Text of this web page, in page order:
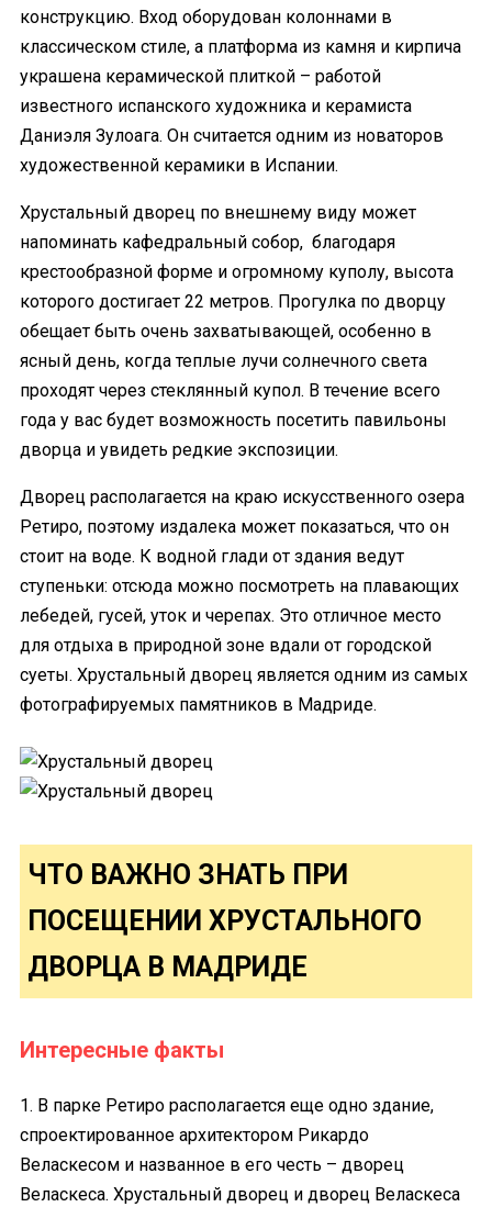
конструкцию. Вход оборудован колоннами в
классическом стиле, а платформа из камня и кирпича
украшена керамической плиткой – работой
известного испанского художника и керамиста
Даниэля Зулоага. Он считается одним из новаторов
художественной керамики в Испании.
Хрустальный дворец по внешнему виду может
напоминать кафедральный собор, благодаря
крестообразной форме и огромному куполу, высота
которого достигает 22 метров. Прогулка по дворцу
обещает быть очень захватывающей, особенно в
ясный день, когда теплые лучи солнечного света
проходят через стеклянный купол. В течение всего
года у вас будет возможность посетить павильоны
дворца и увидеть редкие экспозиции.
Дворец располагается на краю искусственного озера
Ретиро, поэтому издалека может показаться, что он
стоит на воде. К водной глади от здания ведут
ступеньки: отсюда можно посмотреть на плавающих
лебедей, гусей, уток и черепах. Это отличное место
для отдыха в природной зоне вдали от городской
суеты. Хрустальный дворец является одним из самых
фотографируемых памятников в Мадриде.
ЧТО ВАЖНО ЗНАТЬ ПРИ
ПОСЕЩЕНИИ ХРУСТАЛЬНОГО
ДВОРЦА В МАДРИДЕ
Интересные факты
1. В парке Ретиро располагается еще одно здание,
спроектированное архитектором Рикардо
Веласкесом и названное в его честь – дворец
Веласкеса. Хрустальный дворец и дворец Веласкеса